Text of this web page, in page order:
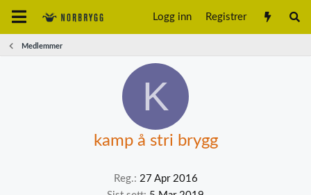
Logg inn Registrer
Medlemmer
K
kamp å stri brygg
Reg. 27 Apr 2016